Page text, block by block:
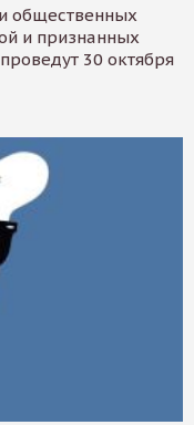
общественных
и признанных
30 октября